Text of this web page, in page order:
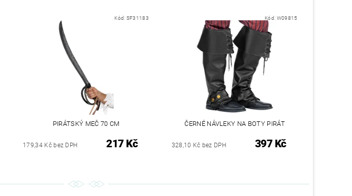
Kód: SF31183
PIRÁTSKÝ MEČ 70 CM
179,34 Kč bez DPH 217 Kč
Kód: W09815
ČERNÉ NÁVLEKY NA BOTY PIRÁT
328,10 Kč bez DPH 397 Kč